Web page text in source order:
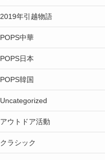
2019年引越物語
POPS中華
POPS日本
POPS韓国
Uncategorized
アウトドア活動
クラシック